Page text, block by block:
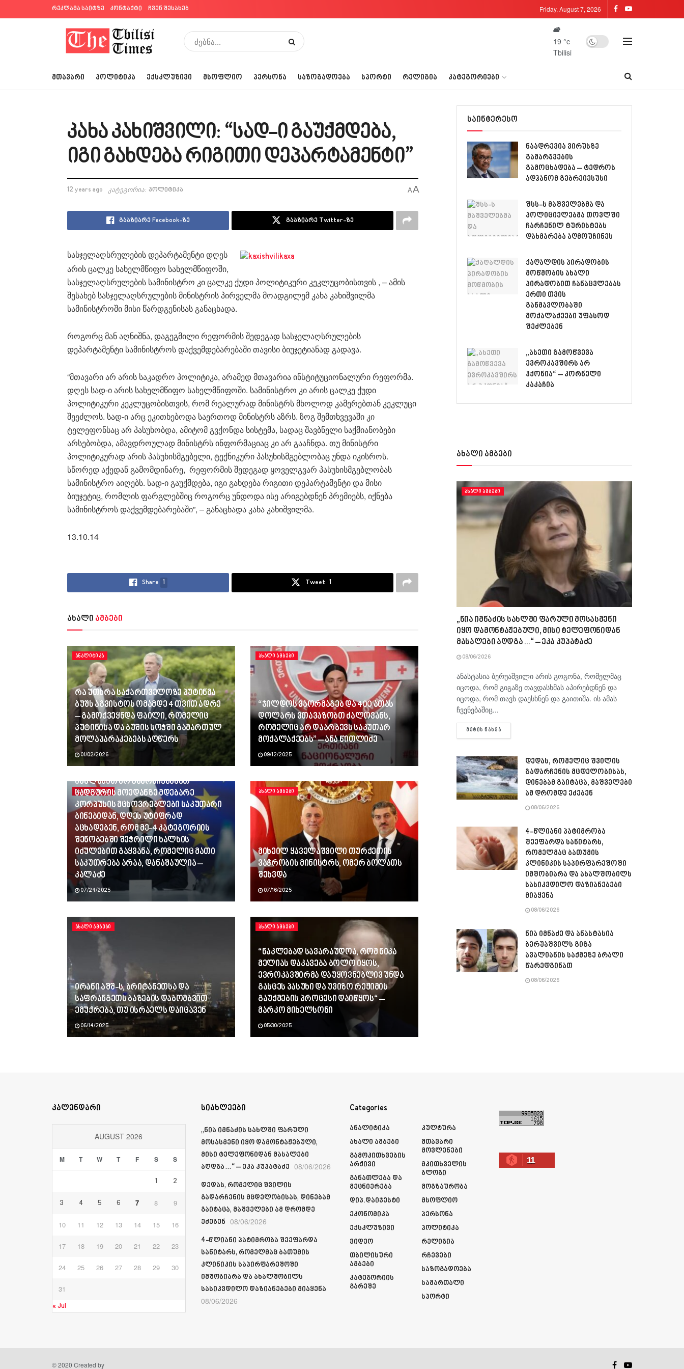
რეკლამა საიტზე კონტაქტი ჩვენ შესახებ Friday, August 7, 2026
19 °c
Tbilisi
ᲛᲗᲐᲕᲐᲠᲘ ᲞᲝᲚᲘᲢᲘᲙᲐ ᲔᲥᲡᲙᲚᲣᲖᲘᲕᲘ ᲛᲡᲝᲤᲚᲘᲝ ᲞᲔᲠᲡᲝᲜᲐ ᲡᲐᲖᲝᲒᲐᲓᲝᲔᲑᲐ ᲡᲞᲝᲠᲢᲘ ᲠᲔᲚᲘᲒᲘᲐ ᲙᲐᲢᲔᲒᲝᲠᲘᲔᲑᲘ
კახა კახიშვილი: “სად-ი გაუქმდება,
იგი გახდება რიგითი დეპარტამენტი”
12 years ago კატეგორია: პოლიტიკა AA
გააზიარე Facebook-ზე გააზიარე Twitter-ზე
სასჯელაღსრულების დეპარტამენტი დღეს
არის ცალკე სახელმწიფო სახელმწიფოში,
სასჯელაღსრულების სამინისტრო კი ცალკე ქუდი პოლიტიკური კეკლუცობისთვის , – ამის
შესახებ სასჯელაღსრულების მინისტრის პირველმა მოადგილემ კახა კახიშვილმა
სამინისტროში მისი წარდგენისას განაცხადა.
როგორც მან აღნიშნა, დაგეგმილი რეფორმის შედეგად სასჯელაღსრულების
დეპარტამენტი სამინისტროს დაქვემდებარებაში თავისი ბიუჯეტიანად გადავა.
“მთავარი არ არის საკადრო პოლიტიკა, არამედ მთავარია ინსტიტუციონალური რეფორმა.
დღეს სად-ი არის სახელმწიფო სახელმწიფოში. სამინისტრო კი არის ცალკე ქუდი
პოლიტიკური კეკლუცობისთვის, რომ რეალურად მინისტრს მხოლოდ კამერებთან კეკლუცი
შეეძლოს. სად-ი არც ეკითხებოდა საერთოდ მინისტრს აზრს. ზოგ შემთხვევაში კი
ტელეფონსაც არ პასუხობდა, ამიტომ გვქონდა სისტემა, სადაც შავბნელი საქმიანობები
არსებობდა, ამავდროულად მინისტრს ინფორმაციაც კი არ გააჩნდა. თუ მინისტრი
პოლიტიკურად არის პასუხისმგებელი, ტექნიკური პასუხისმგებლობაც უნდა იკისროს.
სწორედ აქედან გამომდინარე, რეფორმის შედეგად ყოველგვარ პასუხისმგებლობას
სამინისტრო აიღებს. სად-ი გაუქმდება, იგი გახდება რიგითი დეპარტამენტი და მისი
ბიუჯეტიც, რომლის ფარგლებშიც როგორც უნდოდა ისე არიგებდნენ პრემიებს, იქნება
სამინისტროს დაქვემდებარებაში”, – განაცხადა კახა კახიშვილმა.
13.10.14
Share 1 Tweet 1
ახალი ამბები
ᲐᲜᲐᲚᲘᲢᲘᲙᲐ
რა უთხრა საქართველოზე პუტინმა
ბუშს აგვისტოს ომამდე 4 თვით ადრე
– გამოქვეყნდა ფაილი, რომელიც
პუტინისა და ბუშის სოჭში გამართულ
მოლაპარაკებებს აღწერს
01/02/2026
ᲐᲮᲐᲚᲘ ᲐᲛᲑᲔᲑᲘ
“ჯილდოს ვაორმაგებ და 400 ათას
დოლარს ვთავაზობთ ძალოვანს,
რომელიც არ დაარბევს საკუთარ
მოქალაქეებს” – ანა წითლიძე
09/12/2025
ᲐᲮᲐᲚᲘ ᲐᲛᲑᲔᲑᲘ
იძულებით არ გამოვიყვანეთ
სადგურის მოედანზე მდებარე
კორპუსის მცხოვრებლები საკუთარი
ბინებიდან, დღეს უტიფრად
აცხადებენ, რომ მე-4 კატეგორიის
შენობებში შეჭრილი ხალხის
იძულებით გაყვანა, რომელიც მათი
საკუთრება არაა, დანაშაულია –
კალაძე
07/24/2025
ᲐᲮᲐᲚᲘ ᲐᲛᲑᲔᲑᲘ
მიხეილ ყაველაშვილი თურქეთის
ვაჭრობის მინისტრს, ომერ ბოლათს
შეხვდა
07/16/2025
ᲐᲮᲐᲚᲘ ᲐᲛᲑᲔᲑᲘ
ირანი აშშ-ს, ბრიტანეთსა და
საფრანგეთს ბაზების დაბომბვით
ემუქრება, თუ ისრაელს დაიცავენ
06/14/2025
ᲐᲮᲐᲚᲘ ᲐᲛᲑᲔᲑᲘ
“ნაკლებად სავარაუდოა, რომ ნიკა
მელიას დაკავება ბოლო იყოს,
ევროკავშირმა დაუყოვნებლივ უნდა
გასცეს პასუხი და უვიზო რეჟიმის
გაუქმების პროცესი დაიწყოს“ –
მარკო მიხელსონი
05/30/2025
საინტერესო
ნაადრევია ვირუსზე
გამარჯვების
გამოცხადება – ტედროს
ადჰანომ გებრეიესუსი
შსს-ს მაშველებმა და
პოლიციელებმა თოვლში
ჩარჩენილ ტურისტებს
დახმარება აღმოუჩინეს
ქაღალდის პირადობის
მოწმობის ახალი
პირადობით ჩანაცვლებას
ერთი თვის
განმავლობაში
მოქალაქეები უფასოდ
შეძლებენ
„ასეთი გამოწვევა
ევროკავშირს არ
ჰქონია“ – კორნელი
კაკაჩია
ახალი ამბები
ᲐᲮᲐᲚᲘ ᲐᲛᲑᲔᲑᲘ
„ნია იმნაძის სახლში ფარული მოსასმენი
იყო დამონტაჟებული, მისი ტელეფონიდან
მასალები აღდგა…“ – ეკა კუპატაძე
08/06/2026
ანასტასია ბერუაშვილი არის გოგონა, რომელმაც
იცოდა, რომ გიგაზე თავდასხმას აპირებდნენ და
იცოდა, რომ თავს დაესხნენ და გაითიშა. ის ამას
ჩვენებაშიც...
ᲛᲔᲢᲘᲡ ᲜᲐᲮᲕᲐ
დედას, რომელიც შვილის
გადარჩენის მცდელობისას,
დინებამ გაიტაცა, მაშველები
ამ დრომდე ეძებენ
08/06/2026
4-წლიანი პატიმრობა
შეეფარდა სანიტარს,
რომელმაც ბათუმის
კლინიკის საპირფარეშოში
იმშობიარა და ახალშობილს
სასიკვდილო დაზიანებები
მიაყენა
08/06/2026
ნია იმნაძე და ანასტასია
ბერუაშვილს გიგა
ავალიანის საქმეზე ბრალი
წარედგინათ
08/06/2026
კალენდარი
AUGUST 2026
M T W T F S S
1 2
3 4 5 6 7 8 9
10 11 12 13 14 15 16
17 18 19 20 21 22 23
24 25 26 27 28 29 30
31
« Jul
სიახლეები
„ნია იმნაძის სახლში ფარული
მოსასმენი იყო დამონტაჟებული,
მისი ტელეფონიდან მასალები
აღდგა…“ – ეკა კუპატაძე 08/06/2026
დედას, რომელიც შვილის
გადარჩენის მცდელობისას, დინებამ
გაიტაცა, მაშველები ამ დრომდე
ეძებენ 08/06/2026
4-წლიანი პატიმრობა შეეფარდა
სანიტარს, რომელმაც ბათუმის
კლინიკის საპირფარეშოში
იმშობიარა და ახალშობილს
სასიკვდილო დაზიანებები მიაყენა
08/06/2026
Categories
Ანალიტიკა
Ახალი Ამბები
Გამოკითხვების
Არქივი
Განათლება Და
Მეცნიერება
Დიპ.დაიჯესტი
Ეკონომიკა
Ექსკლუზივი
Ვიდეო
Თბილისური
Ამბები
Კატეგორიის
Გარეშე
Კულტურა
Მთავარი
Მოვლენები
Მკითხველის
Ბლოგი
Მოგზაურობა
Მსოფლიო
Პერსონა
Პოლიტიკა
Რელიგია
Რჩევები
Საზოგადოება
Სამართალი
Სპორტი
11
© 2020 Created by